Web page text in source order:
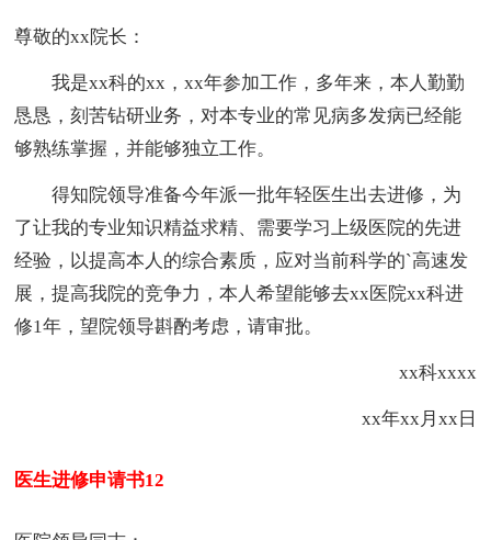
尊敬的xx院长：
我是xx科的xx，xx年参加工作，多年来，本人勤勤
恳恳，刻苦钻研业务，对本专业的常见病多发病已经能
够熟练掌握，并能够独立工作。
得知院领导准备今年派一批年轻医生出去进修，为
了让我的专业知识精益求精、需要学习上级医院的先进
经验，以提高本人 的综合素质，应对当前科学的`高速发
展，提高我院的竞争力，本人希望能够去xx医院xx科进
修1年，望院领导斟酌考虑，请审批。
xx科xxxx
xx年xx月xx日
医生进修申请书12